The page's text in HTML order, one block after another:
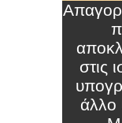
στις
άλλο